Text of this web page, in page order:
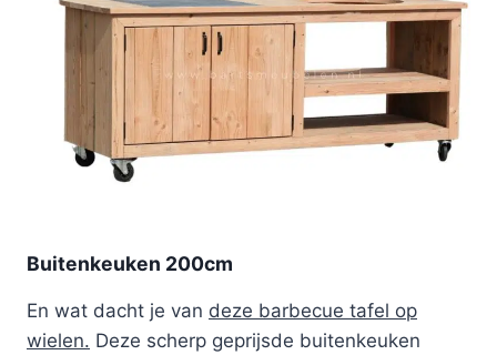
Buitenkeuken 200cm
En wat dacht je van deze barbecue tafel op
wielen. Deze scherp geprijsde buitenkeuken